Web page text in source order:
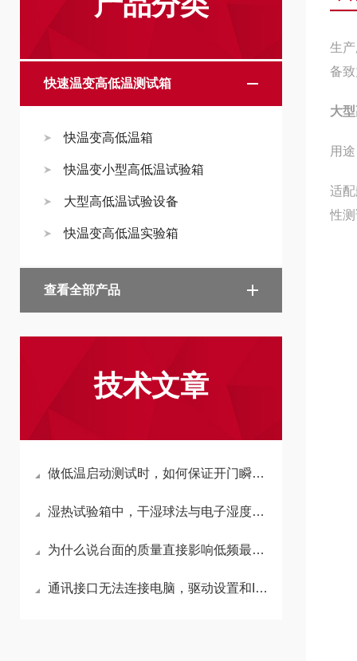
快速温变高低温测试箱
快温变高低温箱
快温变小型高低温试验箱
大型高低温试验设备
快温变高低温实验箱
查看全部产品
技术文章
做低温启动测试时，如何保证开门瞬间温度回升慢？
湿热试验箱中，干湿球法与电子湿度传感器哪个更准？
为什么说台面的质量直接影响低频最大加速度？
通讯接口无法连接电脑，驱动设置和IP地址的常见问题。
生
备
大
用
适
性